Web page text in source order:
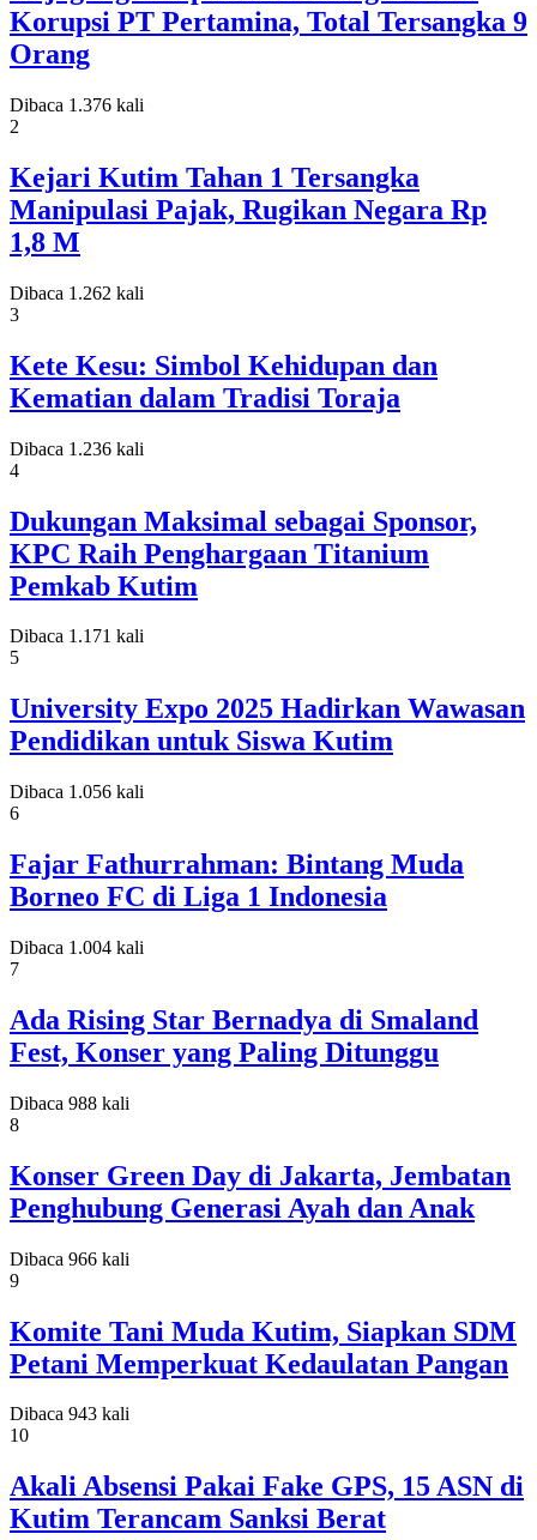
Korupsi PT Pertamina, Total Tersangka 9
Orang
Dibaca 1.376 kali
2
Kejari Kutim Tahan 1 Tersangka
Manipulasi Pajak, Rugikan Negara Rp
1,8 M
Dibaca 1.262 kali
3
Kete Kesu: Simbol Kehidupan dan
Kematian dalam Tradisi Toraja
Dibaca 1.236 kali
4
Dukungan Maksimal sebagai Sponsor,
KPC Raih Penghargaan Titanium
Pemkab Kutim
Dibaca 1.171 kali
5
University Expo 2025 Hadirkan Wawasan
Pendidikan untuk Siswa Kutim
Dibaca 1.056 kali
6
Fajar Fathurrahman: Bintang Muda
Borneo FC di Liga 1 Indonesia
Dibaca 1.004 kali
7
Ada Rising Star Bernadya di Smaland
Fest, Konser yang Paling Ditunggu
Dibaca 988 kali
8
Konser Green Day di Jakarta, Jembatan
Penghubung Generasi Ayah dan Anak
Dibaca 966 kali
9
Komite Tani Muda Kutim, Siapkan SDM
Petani Memperkuat Kedaulatan Pangan
Dibaca 943 kali
10
Akali Absensi Pakai Fake GPS, 15 ASN di
Kutim Terancam Sanksi Berat